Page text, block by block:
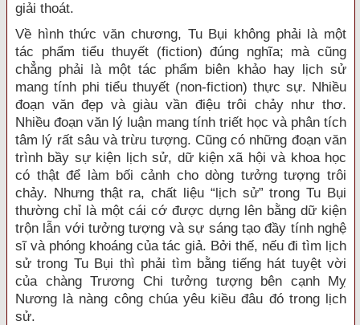
giải thoát.
Về hình thức văn chương, Tu Bụi không phải là một
tác phẩm tiểu thuyết (fiction) đúng nghĩa; mà cũng
chẳng phải là một tác phẩm biên khảo hay lịch sử
mang tính phi tiểu thuyết (non-fiction) thực sự. Nhiều
đoạn văn đẹp và giàu vần điệu trôi chảy như thơ.
Nhiều đoạn văn lý luận mang tính triết học và phân tích
tâm lý rất sâu và trừu tượng. Cũng có những đoạn văn
trình bầy sự kiện lịch sử, dữ kiện xã hội và khoa học
có thật để làm bối cảnh cho dòng tưởng tượng trôi
chảy. Nhưng thật ra, chất liệu “lịch sử” trong Tu Bụi
thường chỉ là một cái cớ được dựng lên bằng dữ kiện
trộn lẫn với tưởng tượng và sự sáng tạo đầy tính nghệ
sĩ và phóng khoáng của tác giả. Bởi thế, nếu đi tìm lịch
sử trong Tu Bụi thì phải tìm bằng tiếng hát tuyệt vời
của chàng Trương Chi tưởng tượng bên cạnh Mỵ
Nương là nàng công chúa yêu kiều đâu đó trong lịch
sử.